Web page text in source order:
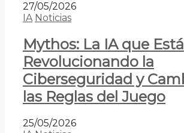
27/05/2026
IA Noticias
Mythos: La IA que Está
Revolucionando la
Ciberseguridad y
las Reglas del Juego
25/05/2026